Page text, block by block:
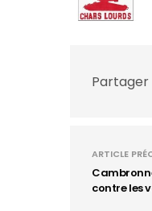
Partager
ARTICLE
contre les